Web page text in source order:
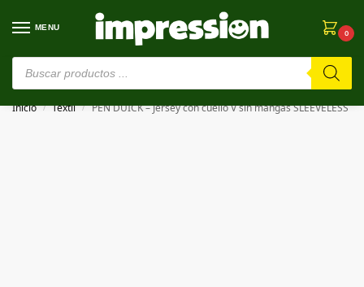
MENU
0
⚠️ Estamos en pruebas. Si algo falla, ¡Perdón!⚠️
Inicio / Textil / PEN DUICK – Jersey con cuello V sin mangas SLEEVELESS